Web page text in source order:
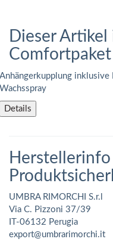
Dieser Artikel
Anhängerkupplung
Wachsspray
Details
UMBRA RIMORCHI S.r.l
Via C. Pizzoni 37/39
IT-06132 Perugia
export@umbrarimorchi.it